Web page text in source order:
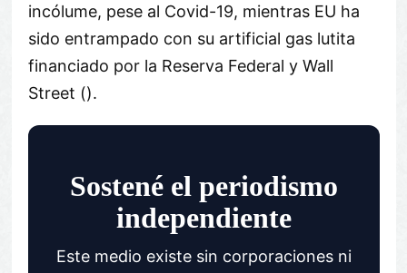
incólume, pese al Covid-19, mientras EU ha
sido entrampado con su artificial gas lutita
financiado por la Reserva Federal y Wall
Street ().
Sostené el periodismo
independiente
Este medio existe sin corporaciones ni